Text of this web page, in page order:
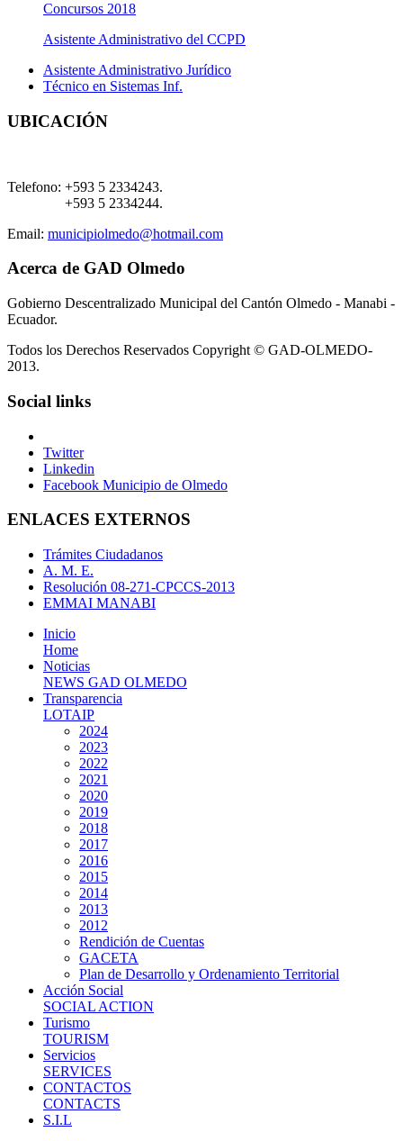
Concursos 2018
Asistente Administrativo del CCPD
Asistente Administrativo Jurídico
Técnico en Sistemas Inf.
UBICACIÓN
Telefono: +593 5 2334243.
+593 5 2334244.
Email: municipiolmedo@hotmail.com
Acerca de GAD Olmedo
Gobierno Descentralizado Municipal del Cantón Olmedo - Manabi -
Ecuador.
Todos los Derechos Reservados Copyright © GAD-OLMEDO-
2013.
Social links
Twitter
Linkedin
Facebook Municipio de Olmedo
ENLACES EXTERNOS
Trámites Ciudadanos
A. M. E.
Resolución 08-271-CPCCS-2013
EMMAI MANABI
Inicio
Home
Noticias
NEWS GAD OLMEDO
Transparencia
LOTAIP
2024
2023
2022
2021
2020
2019
2018
2017
2016
2015
2014
2013
2012
Rendición de Cuentas
GACETA
Plan de Desarrollo y Ordenamiento Territorial
Acción Social
SOCIAL ACTION
Turismo
TOURISM
Servicios
SERVICES
CONTACTOS
CONTACTS
S.I.L